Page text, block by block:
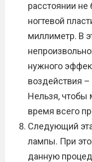
расстоянии не
ногтевой
миллиметр. В
нужного
воздействия –
Нельзя, чтобы
время всего
Следующий
лампы. При
данную